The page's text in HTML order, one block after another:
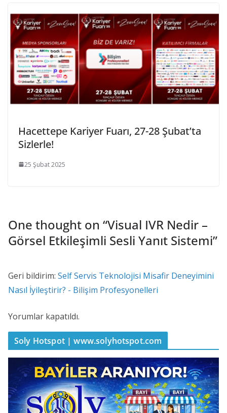
Hacettepe Kariyer Fuarı, 27-28 Şubat’ta
Sizlerle!
25 Şubat 2025
One thought on “Visual IVR Nedir –
Görsel Etkileşimli Sesli Yanıt Sistemi”
Geri bildirim: Self Servis Teknolojisi Misafir Deneyimini
Nasıl İyileştirir? - Bilişim Profesyonelleri
Yorumlar kapatıldı.
Soly Hotspot | www.solyhotspot.com